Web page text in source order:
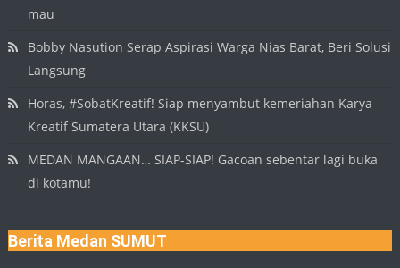
mau
Bobby Nasution Serap Aspirasi Warga Nias Barat, Beri Solusi
Langsung
Horas, #SobatKreatif! Siap menyambut kemeriahan Karya
Kreatif Sumatera Utara (KKSU)
MEDAN MANGAAN… SIAP-SIAP! Gacoan sebentar lagi buka
di kotamu!
Berita Medan SUMUT